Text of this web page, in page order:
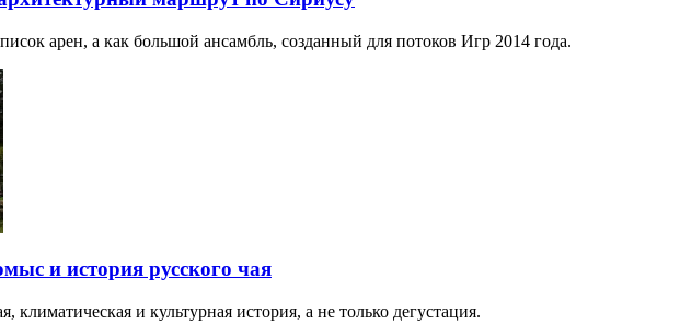
арен, а как большой ансамбль, созданный для потоков Игр 2014 года.
и история русского чая
климатическая и культурная история, а не только дегустация.